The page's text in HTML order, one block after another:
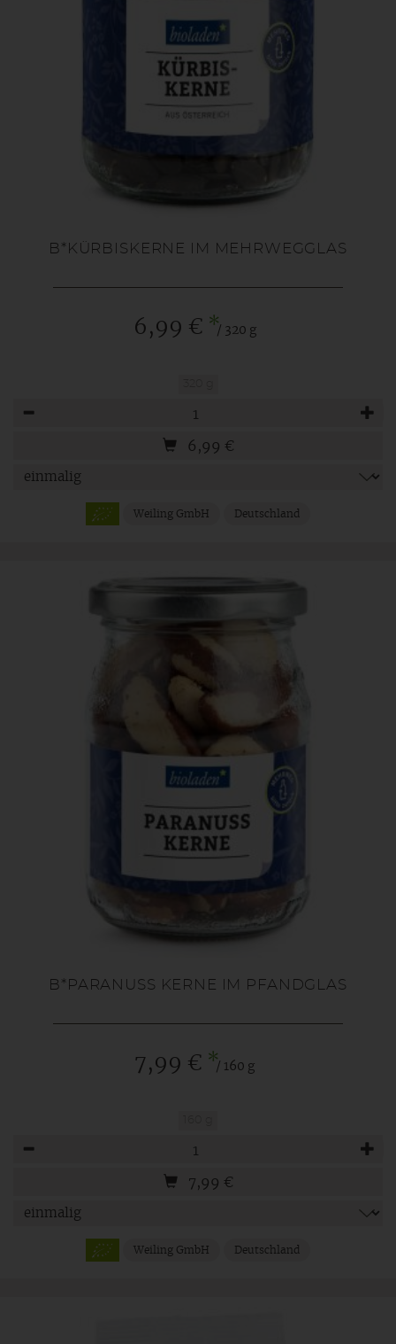
B*KÜRBISKERNE IM MEHRWEGGLAS
6,99 € */ 320 g
6,99 €
Weiling GmbH Deutschland
B*PARANUSS KERNE IM PFANDGLAS
7,99 € */ 160 g
7,99 €
Weiling GmbH Deutschland